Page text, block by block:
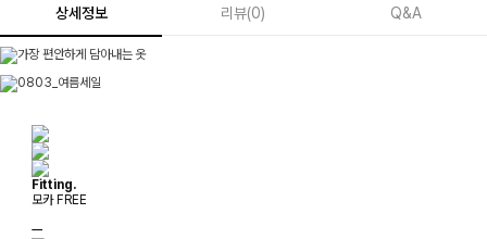
상세정보 리뷰(0) Q&A
Fitting.
모카 FREE
ㅡ